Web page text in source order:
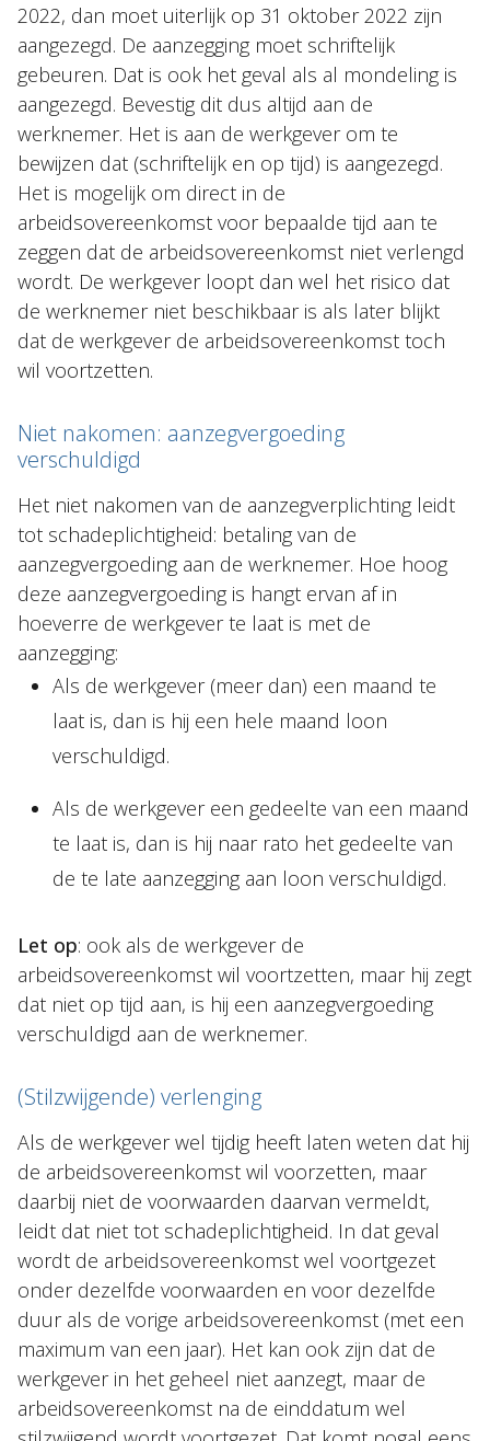
2022, dan moet uiterlijk op 31 oktober 2022 zijn
aangezegd. De aanzegging moet schriftelijk
gebeuren. Dat is ook het geval als al mondeling is
aangezegd. Bevestig dit dus altijd aan de
werknemer. Het is aan de werkgever om te
bewijzen dat (schriftelijk en op tijd) is aangezegd.
Het is mogelijk om direct in de
arbeidsovereenkomst voor bepaalde tijd aan te
zeggen dat de arbeidsovereenkomst niet verlengd
wordt. De werkgever loopt dan wel het risico dat
de werknemer niet beschikbaar is als later blijkt
dat de werkgever de arbeidsovereenkomst toch
wil voortzetten.
Niet nakomen: aanzegvergoeding
verschuldigd
Het niet nakomen van de aanzegverplichting leidt
tot schadeplichtigheid: betaling van de
aanzegvergoeding aan de werknemer. Hoe hoog
deze aanzegvergoeding is hangt ervan af in
hoeverre de werkgever te laat is met de
aanzegging:
Als de werkgever (meer dan) een maand te
laat is, dan is hij een hele maand loon
verschuldigd.
Als de werkgever een gedeelte van een maand
te laat is, dan is hij naar rato het gedeelte van
de te late aanzegging aan loon verschuldigd.
Let op: ook als de werkgever de
arbeidsovereenkomst wil voortzetten, maar hij zegt
dat niet op tijd aan, is hij een aanzegvergoeding
verschuldigd aan de werknemer.
(Stilzwijgende) verlenging
Als de werkgever wel tijdig heeft laten weten dat hij
de arbeidsovereenkomst wil voorzetten, maar
daarbij niet de voorwaarden daarvan vermeldt,
leidt dat niet tot schadeplichtigheid. In dat geval
wordt de arbeidsovereenkomst wel voortgezet
onder dezelfde voorwaarden en voor dezelfde
duur als de vorige arbeidsovereenkomst (met een
maximum van een jaar). Het kan ook zijn dat de
werkgever in het geheel niet aanzegt, maar de
arbeidsovereenkomst na de einddatum wel